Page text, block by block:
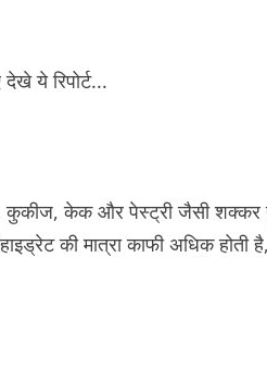
कुकीज, केक और पेस्ट्री जैसी
की मात्रा काफी अधिक